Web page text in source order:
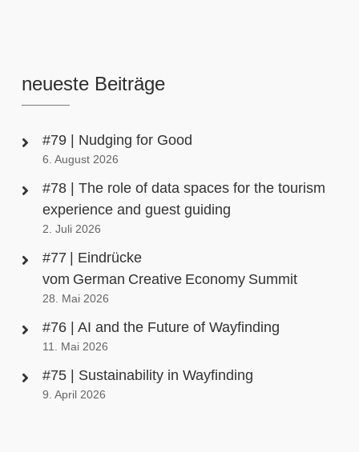
neueste Beiträge
#79 | Nudging for Good
6. August 2026
#78 | The role of data spaces for the tourism
experience and guest guiding
2. Juli 2026
#77 | Eindrücke
vom German Creative Economy Summit
28. Mai 2026
#76 | AI and the Future of Wayfinding
11. Mai 2026
#75 | Sustainability in Wayfinding
9. April 2026